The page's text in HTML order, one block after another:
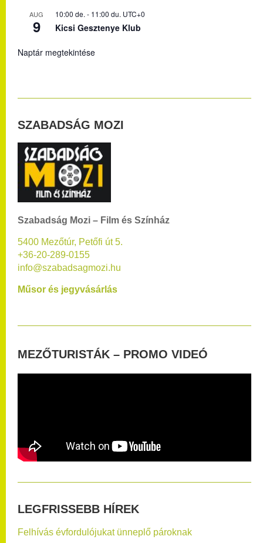
AUG
9
10:00 de. - 11:00 du. UTC+0
Kicsi Gesztenye Klub
Naptár megtekintése
SZABADSÁG MOZI
Szabadság Mozi – Film és Színház
5400 Mezőtúr, Petőfi út 5.
+36-20-289-0155
info@szabadsagmozi.hu
Műsor és jegyvásárlás
MEZŐTURISTÁK – PROMO VIDEÓ
LEGFRISSEBB HÍREK
Felhívás évfordulójukat ünneplő pároknak